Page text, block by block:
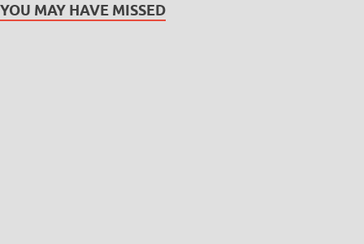
YOU MAY HAVE MISSED